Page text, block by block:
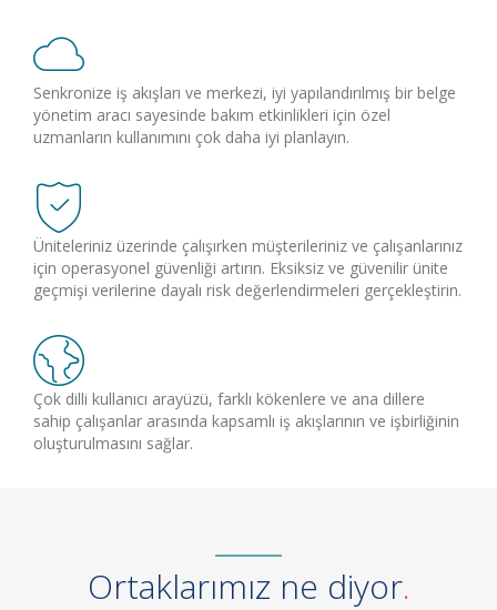
Senkronize iş akışları ve merkezi, iyi yapılandırılmış bir belge
yönetim aracı sayesinde bakım etkinlikleri için özel
uzmanların kullanımını çok daha iyi planlayın.
Üniteleriniz üzerinde çalışırken müşterileriniz ve çalışanlarınız
için operasyonel güvenliği artırın. Eksiksiz ve güvenilir ünite
geçmişi verilerine dayalı risk değerlendirmeleri gerçekleştirin.
Çok dilli kullanıcı arayüzü, farklı kökenlere ve ana dillere
sahip çalışanlar arasında kapsamlı iş akışlarının ve işbirliğinin
oluşturulmasını sağlar.
Ortaklarımız ne diyor